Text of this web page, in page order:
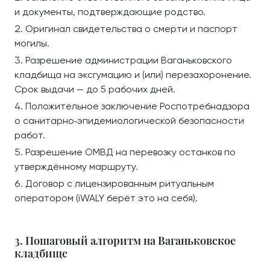
и документы, подтверждающие родство.
Оригинал свидетельства о смерти и паспорт
могилы.
Разрешение администрации Ваганьковского
кладбища на эксгумацию и (или) перезахоронение.
Срок выдачи — до 5 рабочих дней.
Положительное заключение Роспотребнадзора
о санитарно‑эпидемиологической безопасности
работ.
Разрешение ОМВД на перевозку останков по
утверждённому маршруту.
Договор с лицензированным ритуальным
оператором (iWALY берёт это на себя).
3. Пошаговый алгоритм на Ваганьковское
кладбище